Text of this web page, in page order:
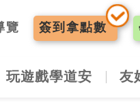
覽 簽到 拿點數
玩遊戲學道安 友